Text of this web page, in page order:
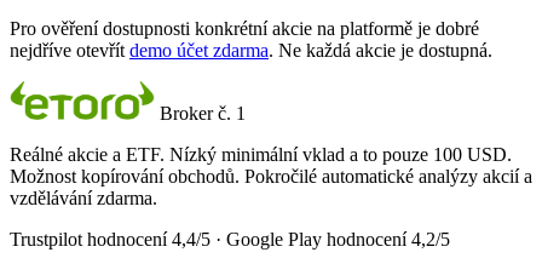
Pro ověření dostupnosti konkrétní akcie na platformě je dobré
nejdříve otevřít demo účet zdarma. Ne každá akcie je dostupná.
Broker č. 1
Reálné akcie a ETF. Nízký minimální vklad a to pouze 100 USD.
Možnost kopírování obchodů. Pokročilé automatické analýzy akcií a
vzdělávání zdarma.
Trustpilot hodnocení 4,4/5 · Google Play hodnocení 4,2/5